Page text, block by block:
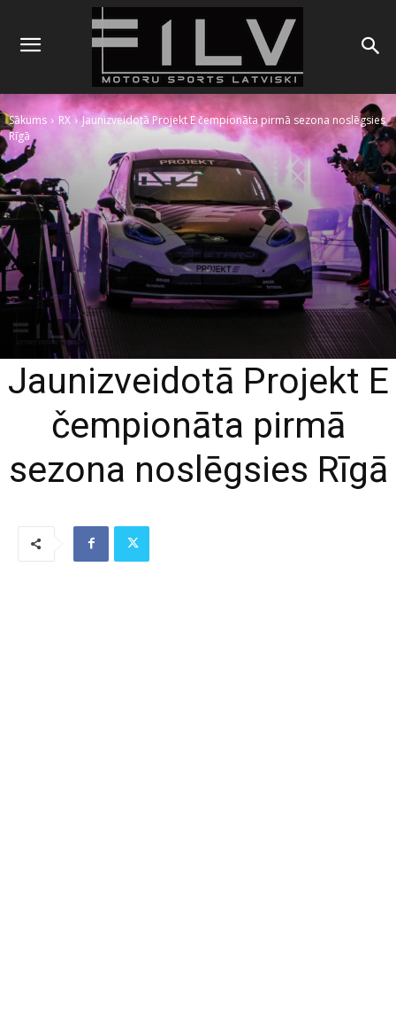
Sākums RX
Jaunizveidotā Projekt E čempionāta pirmā sezona noslēgsies
Rīgā
Jaunizveidotā Projekt E
čempionāta pirmā
sezona noslēgsies Rīgā